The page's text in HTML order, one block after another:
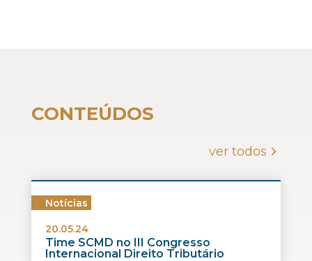
CONTEÚDOS
ver todos
Notícias
20.05.24
Time SCMD no III Congresso
Internacional Direito Tributário